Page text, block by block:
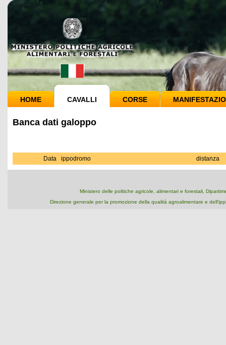
HOME CAVALLI CORSE
Banca dati galoppo
Data ippodromo distanza
Ministero delle politiche agricole, alimentari e forestali,
Direzione generale per la promozione della qualità agroalimentare e